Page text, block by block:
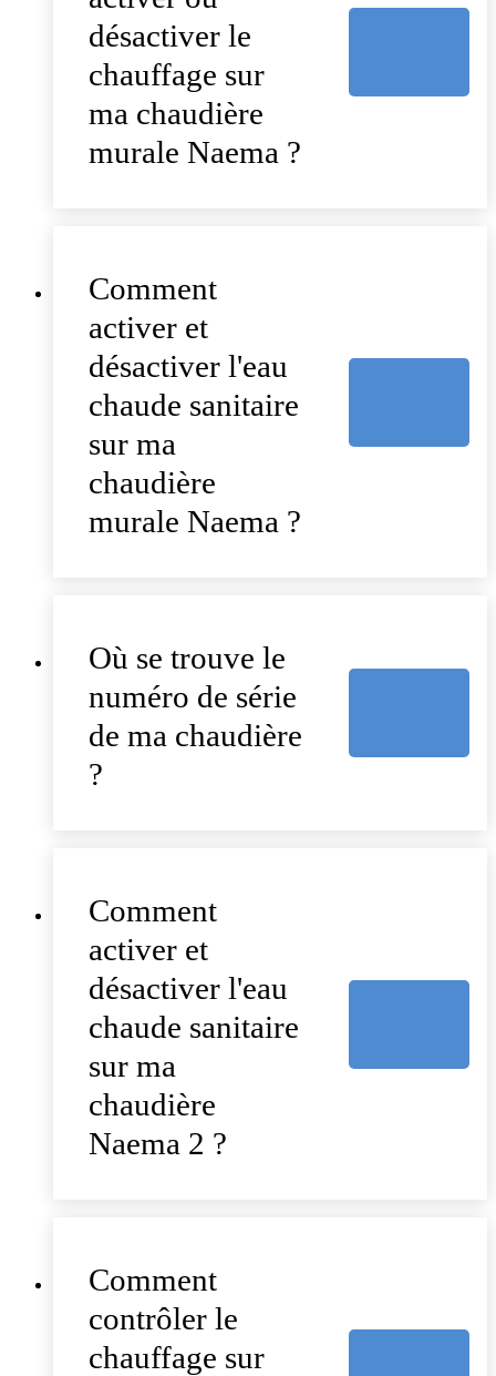
désactiver le
chauffage sur
ma chaudière
murale Naema ?
Comment
activer et
désactiver l'eau
chaude sanitaire
sur ma
chaudière
murale Naema ?
Où se trouve le
numéro de série
de ma chaudière
?
Comment
activer et
désactiver l'eau
chaude sanitaire
sur ma
chaudière
Naema 2 ?
Comment
contrôler le
chauffage sur